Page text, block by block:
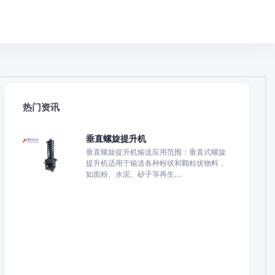
热门资讯
垂直螺旋提升机
垂直螺旋提升机输送应用范围：垂直式螺旋
提升机适用于输送各种粉状和颗粒状物料，
如面粉、水泥、砂子等再生...